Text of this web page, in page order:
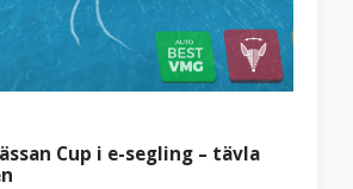
Cup i e-segling – tävla